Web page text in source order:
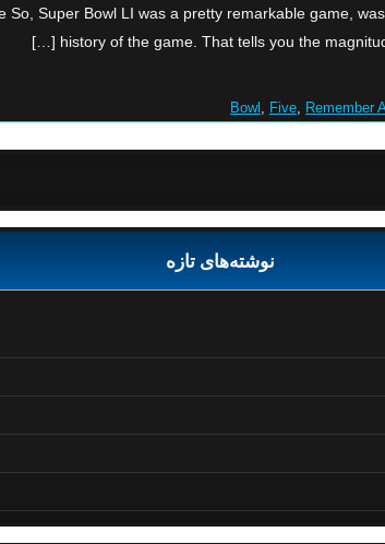
So, Super Bowl LI was a pretty remarkable game,
history of the game. That tells you the
Bowl , Five, Remember
نوشته‌های تازه